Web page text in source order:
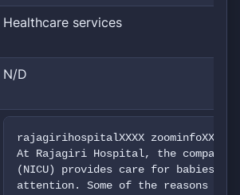
Healthcare services
N/D
rajagirihospitalXXXX
At Rajagiri Hospital, the
(NICU) provides care for babies
attention. Some of the reasons